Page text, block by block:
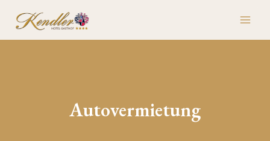
content
Autovermietung